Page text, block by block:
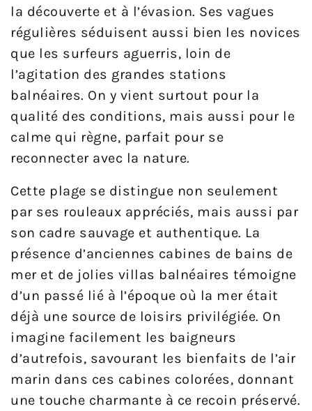
la découverte et à l’évasion. Ses vagues
régulières séduisent aussi bien les novices
que les surfeurs aguerris, loin de
l’agitation des grandes stations
balnéaires. On y vient surtout pour la
qualité des conditions, mais aussi pour le
calme qui règne, parfait pour se
reconnecter avec la nature.
Cette plage se distingue non seulement
par ses rouleaux appréciés, mais aussi par
son cadre sauvage et authentique. La
présence d’anciennes cabines de bains de
mer et de jolies villas balnéaires témoigne
d’un passé lié à l’époque où la mer était
déjà une source de loisirs privilégiée. On
imagine facilement les baigneurs
d’autrefois, savourant les bienfaits de l’air
marin dans ces cabines colorées, donnant
une touche charmante à ce recoin préservé.